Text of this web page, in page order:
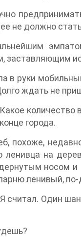
не должно
заставляющим
в руки
ждать не
количество
города.
похоже,
ленивца на
носом и
ленивый,
считал. Один